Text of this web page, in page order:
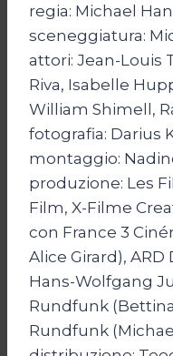
regia: Michael
sceneggiatura:
attori: Jean-Louis
Riva, Isabelle
William Shimell,
fotografia: Darius
montaggio:
produzione: Les
Film, X-Filme
con France 3
Alice Girard),
Hans-Wolfgang
Rundfunk
Rundfunk